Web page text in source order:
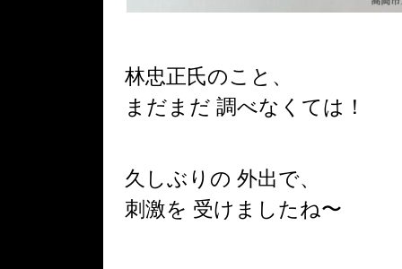
林忠正氏のこと、
まだまだ 調べなくては！
久しぶりの 外出で、
刺激を 受けましたね〜